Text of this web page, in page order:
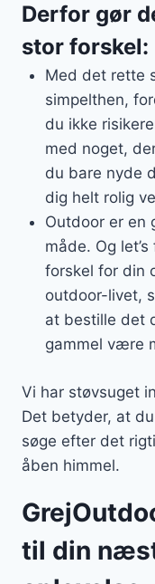
Derfor gør
stor forskel:
Med det rette
simpelthen,
du ikke
med noget,
du bare nyde
dig helt rolig
Outdoor er en
måde. Og
forskel for din
outdoor-livet,
at bestille det
gammel være
Vi har støvsuget
Det betyder, at
søge efter det
åben himmel.
til din